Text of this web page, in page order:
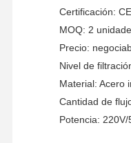
Sistema de
Máquina desionizada
Consumibles para la
Accesorios para
Certificación: CE
MOQ: 2
Precio:
Nivel de
Material: Acero
Cantidad de
Potencia: 220V/